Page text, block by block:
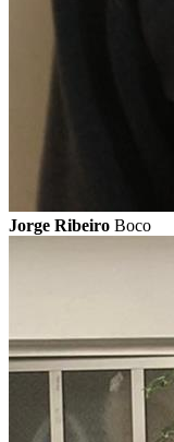
Jorge Ribeiro Boco